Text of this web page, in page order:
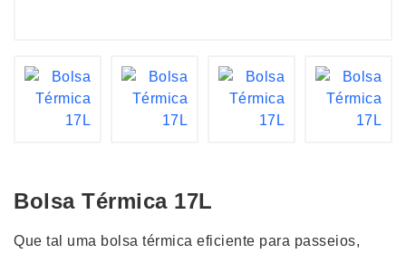
Bolsa Térmica 17L
Que tal uma bolsa térmica eficiente para passeios,